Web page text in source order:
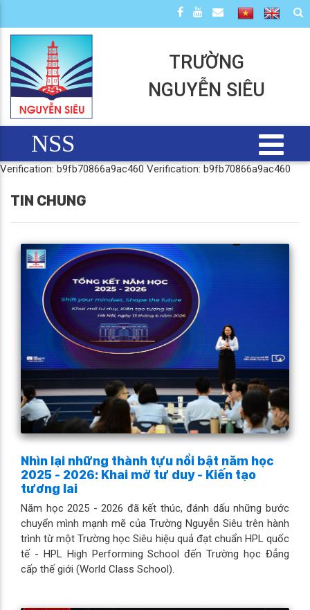
TRƯỜNG
NGUYỄN SIÊU
NSS
Verification: b9fb70866a9ac460 Verification: b9fb70866a9ac460
TIN CHUNG
Nhìn lại những thành tựu nổi bật năm học
2025 - 2026: Khai mở tư duy - Kiến tạo
tương lai
Năm học 2025 - 2026 đã kết thúc, đánh dấu những bước
chuyển mình mạnh mẽ của Trường Nguyễn Siêu trên hành
trình từ một Trường học Siêu hiệu quả đạt chuẩn HPL quốc
tế - HPL High Performing School đến Trường học Đẳng
cấp thế giới (World Class School).